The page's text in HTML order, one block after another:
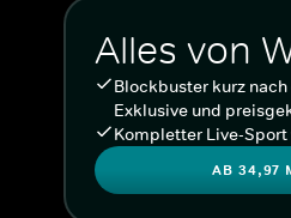
Alles von
Blockbuster kurz
Exklusive und
Kompletter Live-Sport
AB 34,97